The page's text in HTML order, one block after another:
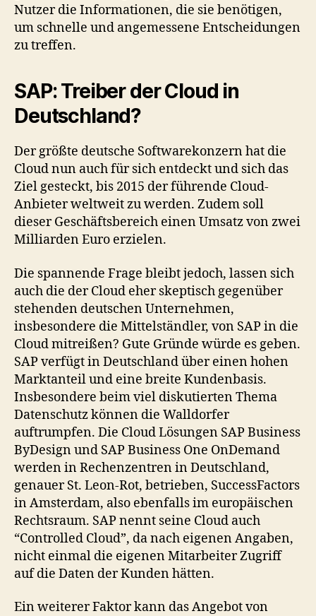
Nutzer die Informationen, die sie benötigen,
um schnelle und angemessene Entscheidungen
zu treffen.
SAP: Treiber der Cloud in
Deutschland?
Der größte deutsche Softwarekonzern hat die
Cloud nun auch für sich entdeckt und sich das
Ziel gesteckt, bis 2015 der führende Cloud-
Anbieter weltweit zu werden. Zudem soll
dieser Geschäftsbereich einen Umsatz von zwei
Milliarden Euro erzielen.
Die spannende Frage bleibt jedoch, lassen sich
auch die der Cloud eher skeptisch gegenüber
stehenden deutschen Unternehmen,
insbesondere die Mittelständler, von SAP in die
Cloud mitreißen? Gute Gründe würde es geben.
SAP verfügt in Deutschland über einen hohen
Marktanteil und eine breite Kundenbasis.
Insbesondere beim viel diskutierten Thema
Datenschutz können die Walldorfer
auftrumpfen. Die Cloud Lösungen SAP Business
ByDesign und SAP Business One OnDemand
werden in Rechenzentren in Deutschland,
genauer St. Leon-Rot, betrieben, SuccessFactors
in Amsterdam, also ebenfalls im europäischen
Rechtsraum. SAP nennt seine Cloud auch
“Controlled Cloud”, da nach eigenen Angaben,
nicht einmal die eigenen Mitarbeiter Zugriff
auf die Daten der Kunden hätten.
Ein weiterer Faktor kann das Angebot von